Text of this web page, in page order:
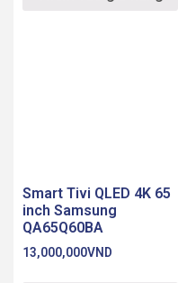
Smart Tivi QLED 4K 65
inch Samsung
QA65Q60BA
13,000,000VND